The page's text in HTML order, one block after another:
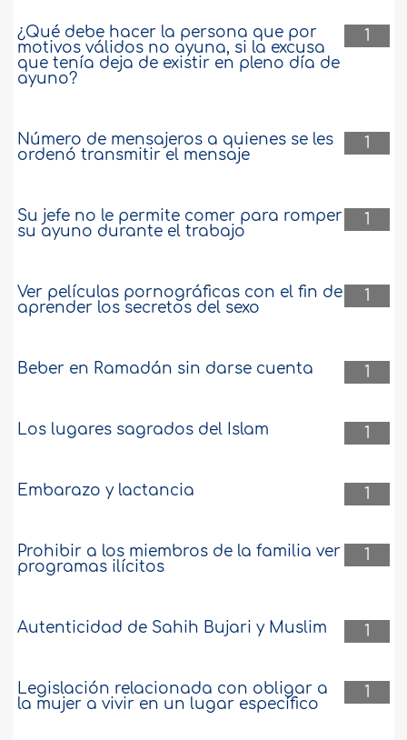
1
¿Qué debe hacer la persona que por
motivos válidos no ayuna, si la excusa
que tenía deja de existir en pleno día de
ayuno?
1
Número de mensajeros a quienes se les
ordenó transmitir el mensaje
1
Su jefe no le permite comer para romper
su ayuno durante el trabajo
1
Ver películas pornográficas con el fin de
aprender los secretos del sexo
1
Beber en Ramadán sin darse cuenta
1
Los lugares sagrados del Islam
1
Embarazo y lactancia
1
Prohibir a los miembros de la familia ver
programas ilícitos
1
Autenticidad de Sahih Bujari y Muslim
1
Legislación relacionada con obligar a
la mujer a vivir en un lugar específico